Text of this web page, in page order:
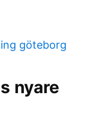
göteborg
nyare